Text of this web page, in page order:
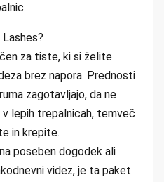
za tiste, ki si želite
brez napora. Prednosti
zagotavljajo, da ne
lepih trepalnicah, temveč
in krepite.
poseben dogodek ali
videz, je ta paket